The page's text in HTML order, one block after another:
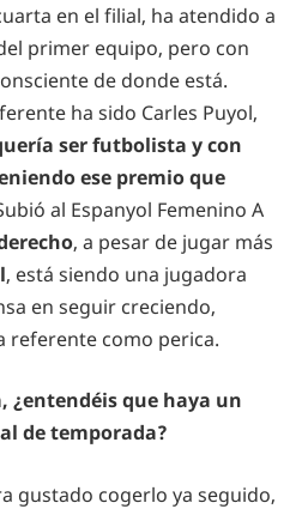
en el filial, ha atendido a
primer equipo, pero con
de donde está.
ha sido Carles Puyol,
ser futbolista y con
ese premio que
al Espanyol Femenino A
, a pesar de jugar más
, está siendo una jugadora
en seguir creciendo,
referente como perica.
¿entendéis que haya un
de temporada?
gustado cogerlo ya seguido,